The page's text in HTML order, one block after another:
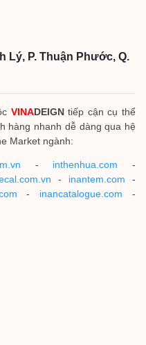
Lý, P. Thuận Phước, Q.
VINADEIGNtiếp cận cụ thể
hàng nhanh dễ dàng qua hệ
Market ngành:
- inthenhua.com -
- inantem.com -
- inancatalogue.com -